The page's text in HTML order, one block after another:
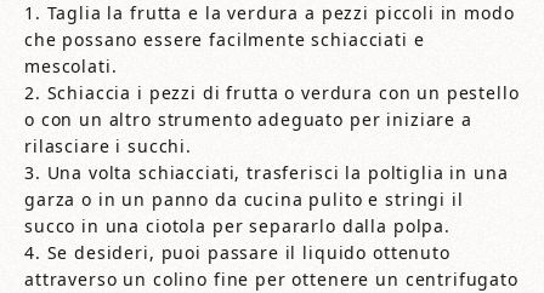
1. Taglia la frutta e la verdura a pezzi piccoli in modo
che possano essere facilmente schiacciati e
mescolati.
2. Schiaccia i pezzi di frutta o verdura con un pestello
o con un altro strumento adeguato per iniziare a
rilasciare i succhi.
3. Una volta schiacciati, trasferisci la poltiglia in una
garza o in un panno da cucina pulito e stringi il
succo in una ciotola per separarlo dalla polpa.
4. Se desideri, puoi passare il liquido ottenuto
attraverso un colino fine per ottenere un centrifugato